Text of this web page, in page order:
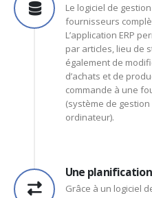
Le logiciel de
fournisseurs
L’application ERP
par articles, lieu de
également de
d’achats et de
commande à une
(système de
ordinateur).
Une
Grâce à un logiciel